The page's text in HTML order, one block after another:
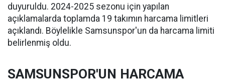
duyuruldu. 2024-2025 sezonu için yapılan
açıklamalarda toplamda 19 takımın harcama limitleri
açıklandı. Böylelikle Samsunspor'un da harcama limiti
belirlenmiş oldu.
SAMSUNSPOR'UN HARCAMA